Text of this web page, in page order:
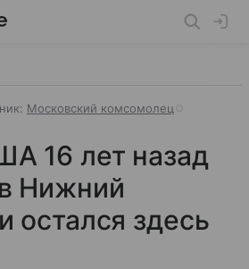
Московский комсомолец
16 лет назад
Нижний
остался здесь